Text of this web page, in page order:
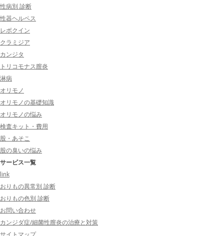
性病別 診断
性器ヘルペス
レボクイン
クラミジア
カンジタ
トリコモナス膣炎
淋病
オリモノ
オリモノの基礎知識
オリモノの悩み
検査キット・費用
股・あそこ
股の臭いの悩み
サービス一覧
link
おりもの異常別 診断
おりもの色別 診断
お問い合わせ
カンジダ症/細菌性膣炎の治療と対策